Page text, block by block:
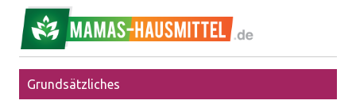
Grundsätzliches